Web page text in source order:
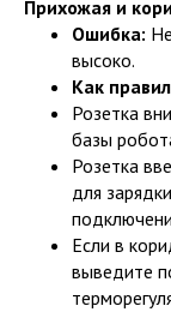
Прихожая и
Ошибка:
высоко.
Как
Розетка
базы
Розетка
для
Если в
выведите